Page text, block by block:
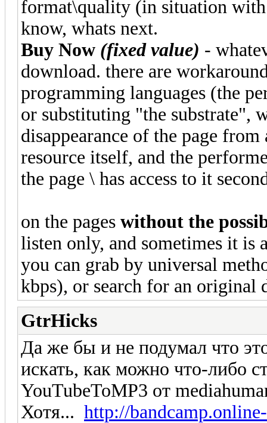
format\quality (in situation with
know, whats next.
Buy Now (fixed value) -
download. there are
programming languages (the
or substituting "the substrate",
disappearance of the page
resource itself, and the
the page \ has access to it
on the pages without the
listen only, and sometimes it is
you can grab by universal
kbps), or search for an
GtrHicks
Да же бы и не подумал что
искать, как можно что-либо
YouTubeToMP3 от
Хотя... http://